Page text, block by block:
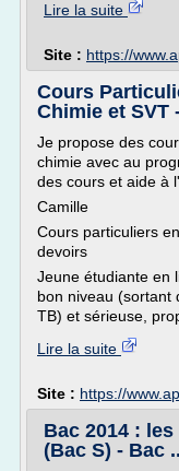
Lire la suite
Site : https://
Cours
Chimie et SVT
Je propose des
chimie avec au
des cours et aide à
Camille
Cours particuliers
devoirs
Jeune étudiante en
bon niveau (sortant
TB) et sérieuse,
Lire la suite
Site : https://
Bac 2014 :
(Bac S) - Bac